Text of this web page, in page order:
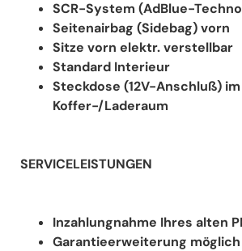
SCR-System (AdBlue-
Seitenairbag (Sidebag) vorn
Sitze vorn elektr. verstellbar
Standard Interieur
Steckdose (12V-Anschluß) im
Koffer-/Laderaum
SERVICELEISTUNGEN
Inzahlungnahme Ihres alten
Garantieerweiterung möglich